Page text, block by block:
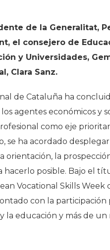
de la Generalitat,
el consejero de
y Universidades,
Clara Sanz.
de Cataluña ha
agentes económicos y
como eje
se ha acordado
la
hacerlo posible. Bajo el
Vocational Skills Week
con la participación
la educación y más de